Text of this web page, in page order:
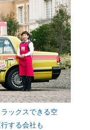
ックスできる空
する会社も